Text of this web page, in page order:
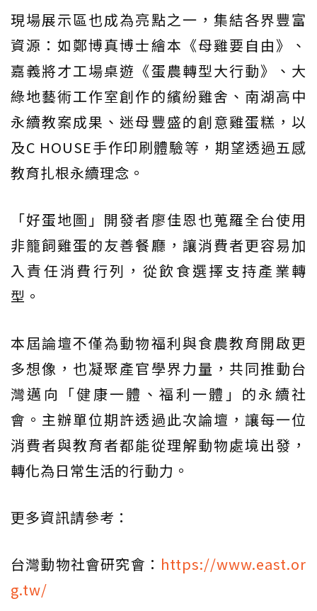
現場展示區也成為亮點之一，集結各界豐富
資源：如鄭博真博士繪本《母雞要自由》、
嘉義將才工場桌遊《蛋農轉型大行動》、大
綠地藝術工作室創作的繽紛雞舍、南湖高中
永續教案成果、迷母豐盛的創意雞蛋糕，以
及C HOUSE手作印刷體驗等，期望透過五感
教育扎根永續理念。
「好蛋地圖」開發者廖佳恩也蒐羅全台使用
非籠飼雞蛋的友善餐廳，讓消費者更容易加
入責任消費行列，從飲食選擇支持產業轉
型。
本屆論壇不僅為動物福利與食農教育開啟更
多想像，也凝聚產官學界力量，共同推動台
灣邁向「健康一體、福利一體」的永續社
會。主辦單位期許透過此次論壇，讓每一位
消費者與教育者都能從理解動物處境出發，
轉化為日常生活的行動力。
更多資訊請參考：
台灣動物社會研究會： https://www.east.or
g.tw/